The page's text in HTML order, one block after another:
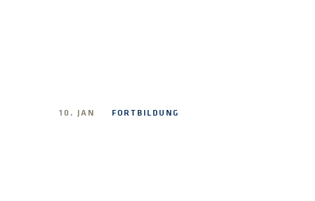
10. JAN FORTBILDUNG